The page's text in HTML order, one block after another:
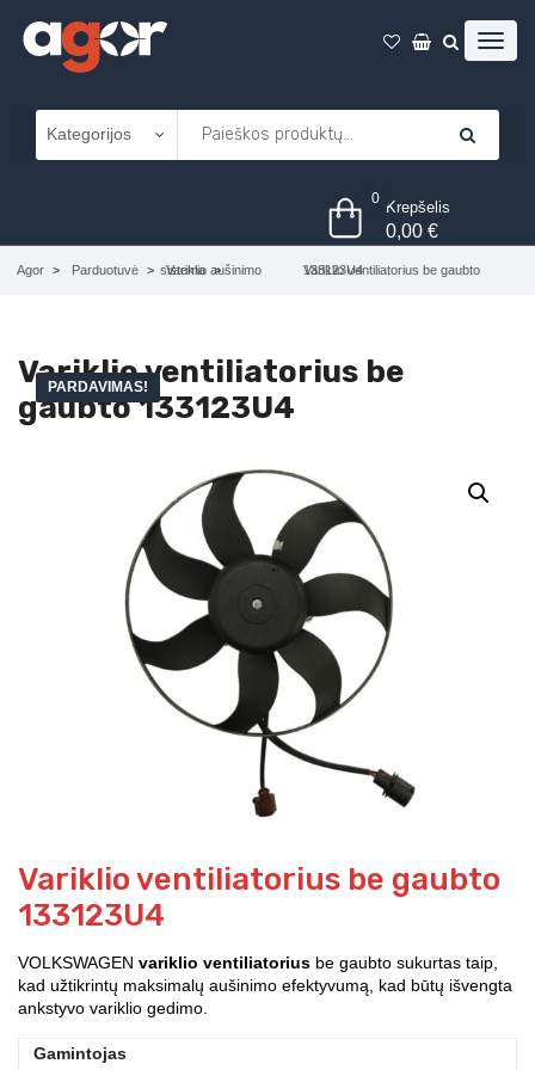
0 Krepšelis
0,00€
Agor Parduotuvė Variklio aušinimo sistema Variklio ventiliatorius be gaubto 133123U4
Variklio ventiliatorius be
gaubto 133123U4
PARDAVIMAS!
Variklio ventiliatorius be gaubto
133123U4
VOLKSWAGEN variklio ventiliatorius be gaubto sukurtas taip,
kad užtikrintų maksimalų aušinimo efektyvumą, kad būtų išvengta
ankstyvo variklio gedimo.
Gamintojas